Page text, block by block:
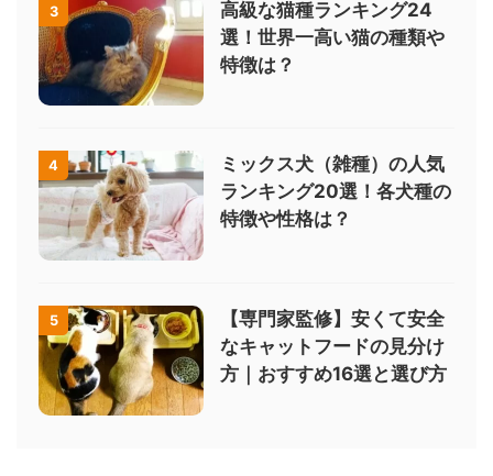
3
高級な猫種ランキング24
選！世界一高い猫の種類や
特徴は？
4
ミックス犬（雑種）の人気
ランキング20選！各犬種の
特徴や性格は？
5
【専門家監修】安くて安全
なキャットフードの見分け
方｜おすすめ16選と選び方